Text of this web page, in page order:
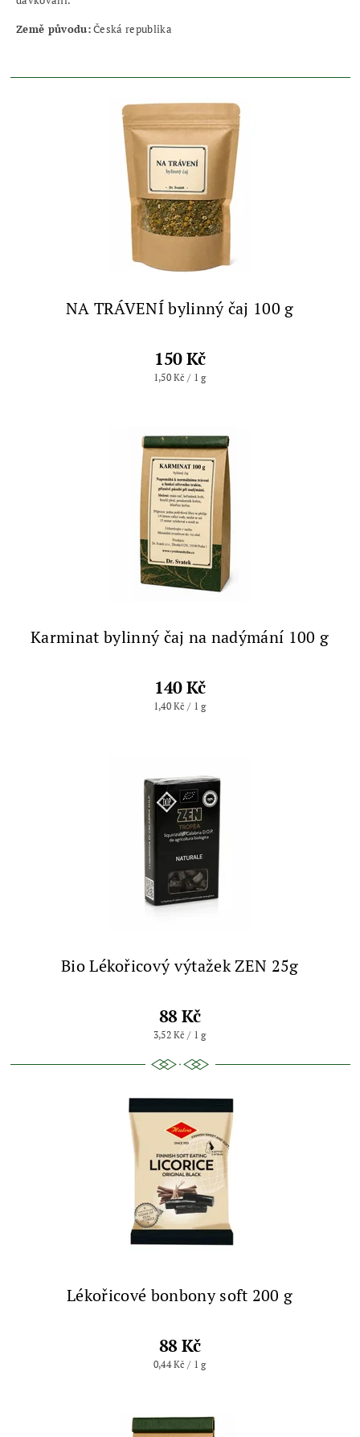
Země původu:Česká republika
NA TRÁVENÍ bylinný čaj 100 g
150 Kč
1,50 Kč / 1 g
Karminat bylinný čaj na nadýmání 100 g
140 Kč
1,40 Kč / 1 g
Bio Lékořicový výtažek ZEN 25g
88 Kč
3,52 Kč / 1 g
Lékořicové bonbony soft 200 g
88 Kč
0,44 Kč / 1 g